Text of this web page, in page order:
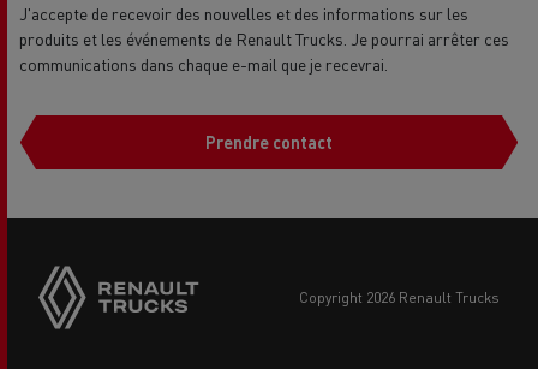
J'accepte de recevoir des nouvelles et des informations sur les
produits et les événements de Renault Trucks. Je pourrai arrêter ces
communications dans chaque e-mail que je recevrai.
Prendre contact
buttons
copyright 2026 Renault Trucks